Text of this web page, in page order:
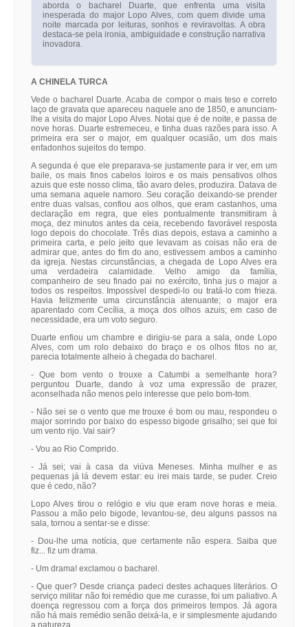
aborda o bacharel Duarte, que enfrenta uma visita
inesperada do major Lopo Alves, com quem divide uma
noite marcada por leituras, sonhos e reviravoltas. A obra
destaca-se pela ironia, ambiguidade e construção narrativa
inovadora.
A CHINELA TURCA
Vede o bacharel Duarte. Acaba de compor o mais teso e correto
laço de gravata que apareceu naquele ano de 1850, e anunciam-
lhe a visita do major Lopo Alves. Notai que é de noite, e passa de
nove horas. Duarte estremeceu, e tinha duas razões para isso. A
primeira era ser o major, em qualquer ocasião, um dos mais
enfadonhos sujeitos do tempo.
A segunda é que ele preparava-se justamente para ir ver, em um
baile, os mais finos cabelos loiros e os mais pensativos olhos
azuis que este nosso clima, tão avaro deles, produzira. Datava de
uma semana aquele namoro. Seu coração deixando-se prender
entre duas valsas, confiou aos olhos, que eram castanhos, uma
declaração em regra, que eles pontualmente transmitiram à
moça, dez minutos antes da ceia, recebendo favorável resposta
logo depois do chocolate. Três dias depois, estava a caminho a
primeira carta, e pelo jeito que levavam as coisas não era de
admirar que, antes do fim do ano, estivessem ambos a caminho
da igreja. Nestas circunstâncias, a chegada de Lopo Alves era
uma verdadeira calamidade. Velho amigo da família,
companheiro de seu finado pai no exército, tinha jus o major a
todos os respeitos. Impossível despedi-lo ou tratá-lo com frieza.
Havia felizmente uma circunstância atenuante; o major era
aparentado com Cecília, a moça dos olhos azuis; em caso de
necessidade, era um voto seguro.
Duarte enfiou um chambre e dirigiu-se para a sala, onde Lopo
Alves, com um rolo debaixo do braço e os olhos fitos no ar,
parecia totalmente alheio à chegada do bacharel.
- Que bom vento o trouxe a Catumbi a semelhante hora?
perguntou Duarte, dando à voz uma expressão de prazer,
aconselhada não menos pelo interesse que pelo bom-tom.
- Não sei se o vento que me trouxe é bom ou mau, respondeu o
major sorrindo por baixo do espesso bigode grisalho; sei que foi
um vento rijo. Vai sair?
- Vou ao Rio Comprido.
- Já sei; vai à casa da viúva Meneses. Minha mulher e as
pequenas já lá devem estar: eu irei mais tarde, se puder. Creio
que é cedo, não?
Lopo Alves tirou o relógio e viu que eram nove horas e meia.
Passou a mão pelo bigode, levantou-se, deu alguns passos na
sala, tornou a sentar-se e disse:
- Dou-lhe uma notícia, que certamente não espera. Saiba que
fiz... fiz um drama.
- Um drama! exclamou o bacharel.
- Que quer? Desde criança padeci destes achaques literários. O
serviço militar não foi remédio que me curasse, foi um paliativo. A
doença regressou com a força dos primeiros tempos. Já agora
não há mais remédio senão deixá-la, e ir simplesmente ajudando
a natureza.